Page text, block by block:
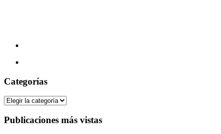
Categorías
Categorías
Publicaciones más vistas